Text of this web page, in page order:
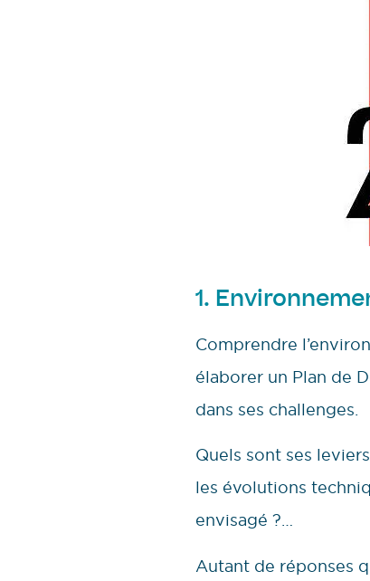
1.
Comprendre
élaborer un Plan de
dans ses challenges.
Quels sont ses
les évolutions
envisagé ?…
Autant de réponses